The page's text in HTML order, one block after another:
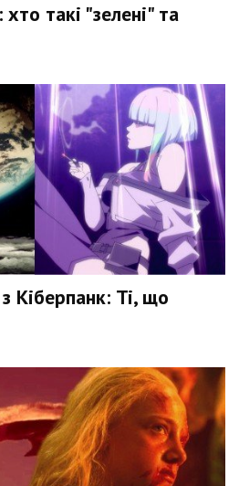
такі "зелені" та
Кіберпанк: Ті, що